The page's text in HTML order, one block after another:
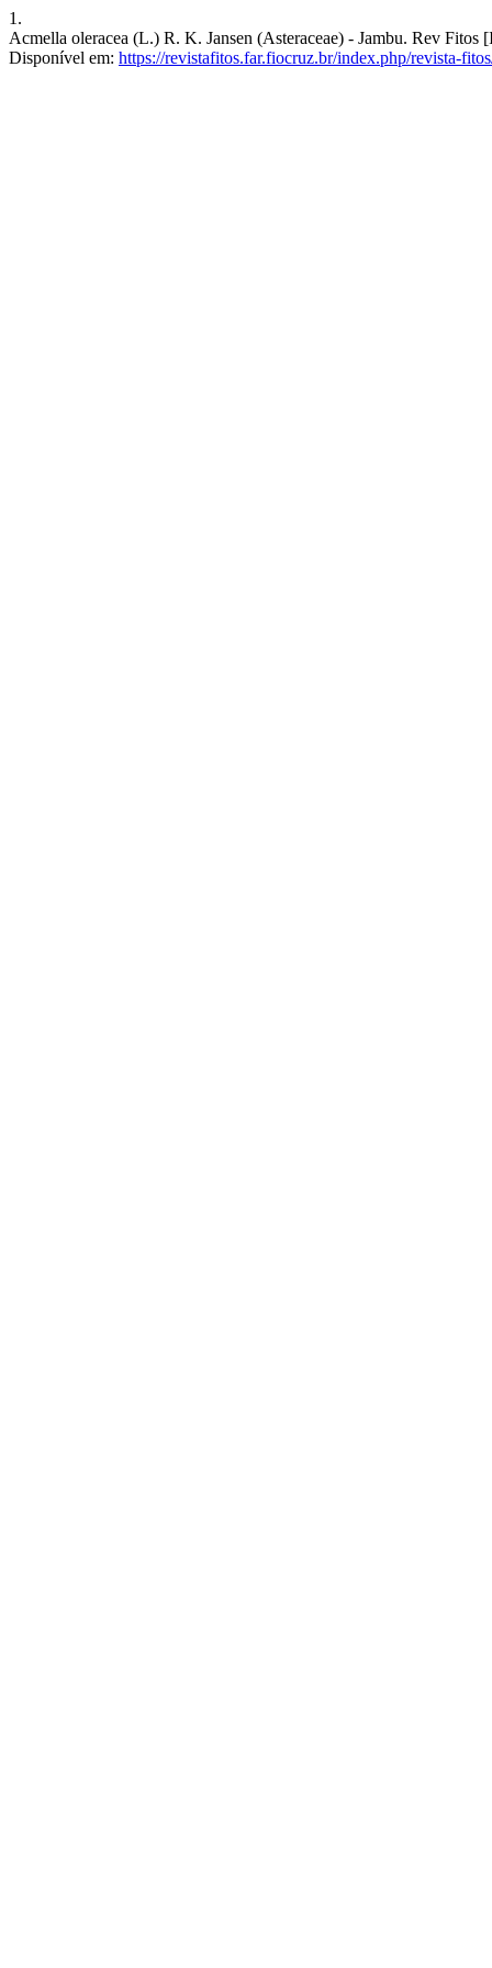
1.
Acmella oleracea (L.) R. K. Jansen (Asteraceae) - Jambu. Rev
Disponível em: https://revistafitos.far.fiocruz.br/index.php/revista-